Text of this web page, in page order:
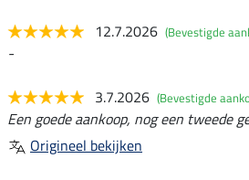
12.7.2026 (Bevestigde
-
3.7.2026 (Bevestigde
Een goede aankoop, nog een tweede
Origineel bekijken